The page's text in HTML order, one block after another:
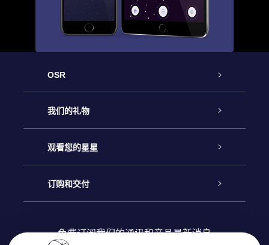
OSR
客户服务
联系我们
博客
我们的礼物
Online Star礼物
OSR 礼物包
观看您的星星
Online Star Register
订购和交付
免费订阅我们的通讯和产品最新消息